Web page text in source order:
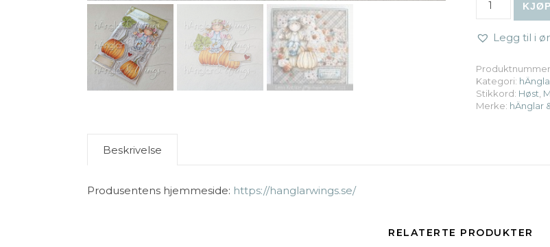
KJØP
Legg til i
Kategori:
Stikkord: Høst
Merke: hÄnglar
Beskrivelse
Produsentens hjemmeside: https://hanglarwings.se/
RELATERTE PRODUKTER